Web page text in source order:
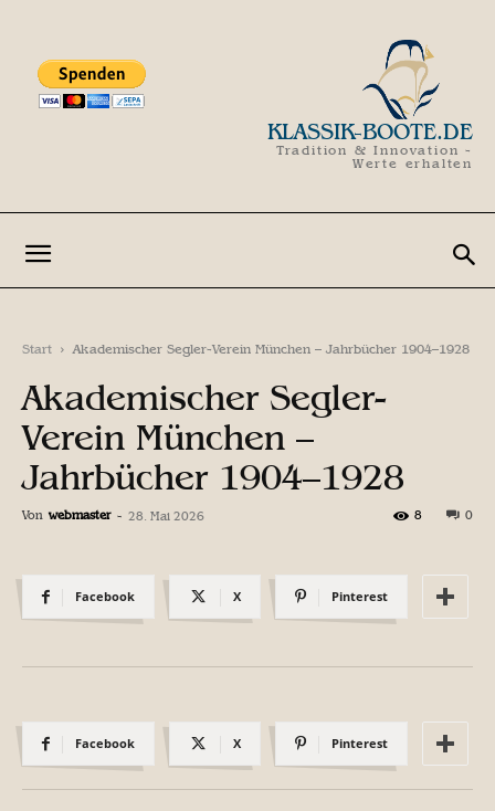
KLASSIK-BOOTE.DE
Tradition & Innovation -
Werte erhalten
Start Akademischer Segler-Verein München – Jahrbücher 1904–1928
Akademischer Segler-
Verein München –
Jahrbücher 1904–1928
Von webmaster - 28. Mai 2026 0
8
Facebook X Pinterest
Facebook X Pinterest